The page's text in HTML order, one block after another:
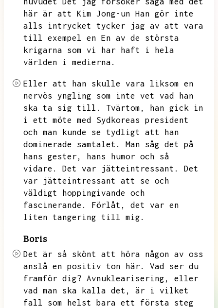
här är att Kim Jong-un Han gör inte
alls intrycket tycker jag av att vara
till exempel en En av de största
krigarna som vi har haft i hela
världen
i medierna.
Eller att han skulle vara liksom en
nervös yngling som inte vet vad han
ska ta sig till.
Tvärtom,
han gick in
i ett möte med Sydkoreas president
och man kunde se tydligt att han
dominerade samtalet.
Man såg det på
hans gester,
hans humor och så
vidare.
Det var jätteintressant.
Det
var jätteintressant att se och
väldigt hoppingivande och
fascinerande.
Förlåt,
det var en
liten tangering till mig.
Boris
Det är så skönt att höra någon av oss
anslå en positiv ton här.
Vad ser du
framför dig? Avnuklearisering,
eller
vad man ska kalla det,
är i vilket
fall som helst bara ett första steg